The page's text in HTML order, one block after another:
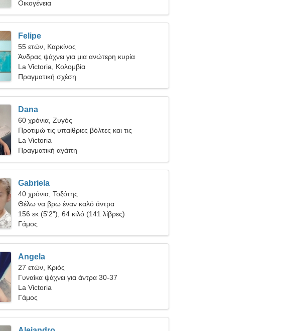
Οικογένεια
Felipe
55 ετών, Καρκίνος
Άνδρας ψάχνει για μια ανώτερη κυρία
La Victoria, Κολομβία
Πραγματική σχέση
Dana
60 χρόνια, Ζυγός
Προτιμώ τις υπαίθριες βόλτες και τις
καταδύσεις
La Victoria
Πραγματική αγάπη
Gabriela
40 χρόνια, Τοξότης
Θέλω να βρω έναν καλό άντρα
156 εκ (5'2"), 64 κιλό (141 λίβρες)
Γάμος
Angela
27 ετών, Κριός
Γυναίκα ψάχνει για άντρα 30-37
La Victoria
Γάμος